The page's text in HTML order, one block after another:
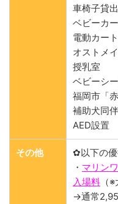
車椅子貸
ベビーカ
電動カー
オストメ
授乳室
ベビーシ
福岡市「
補助犬同
AED設置
その他
✿以下の優
・ マリン
入場料 （
→通常